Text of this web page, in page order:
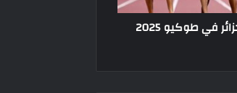
في طوكيو 2025